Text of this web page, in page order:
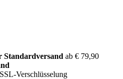
Standardversand ab € 79,90
Verschlüsselung